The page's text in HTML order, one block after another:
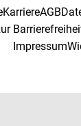
KarriereAGB
Impressum